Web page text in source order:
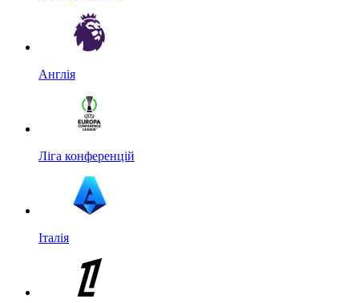
Англія
Ліга конференцій
Італія